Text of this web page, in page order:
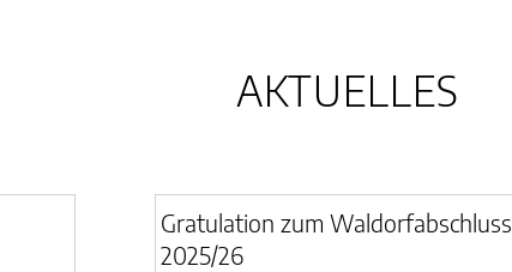
AKTUELLES
Gratulation zum Waldorfabschluss
2025/26